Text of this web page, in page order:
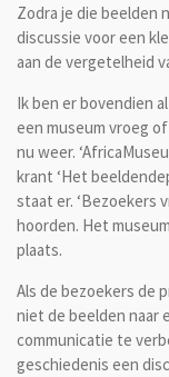
Zodra je die beelden
discussie voor een
aan de vergetelheid
Ik ben er bovendien
een museum vroeg
nu weer.
krant ‘Het
staat er. ‘Bezoekers
hoorden. Het
plaats.
Als de bezoekers de
niet de beelden naar
communicatie te
geschiedenis een